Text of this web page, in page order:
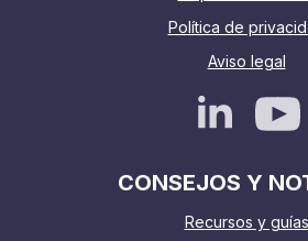
Política de
Aviso legal
CONSEJOS Y
Recursos y guías